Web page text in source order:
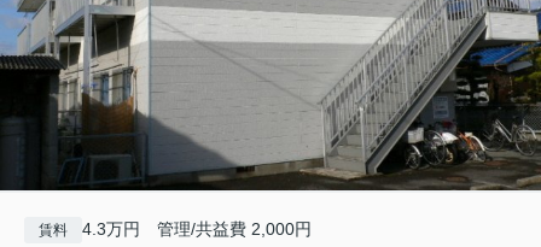
賃料 4.3万円 管理/共益費 2,000円